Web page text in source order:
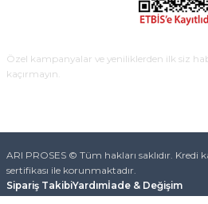
Özel kampanyalar ve yeniliklerden ilk siz
kaçırmayın.
ARI PROSES © Tüm hakları saklıdır. Kredi
sertifikası ile korunmaktadır.
Sipariş TakibiYardımİade & Değişim